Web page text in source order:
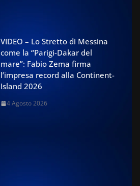
VIDEO – Lo Stretto di Messina
come la “Parigi-Dakar del
mare”: Fabio Zema firma
l’impresa record alla Continent-
Island 2026
4 Agosto 2026